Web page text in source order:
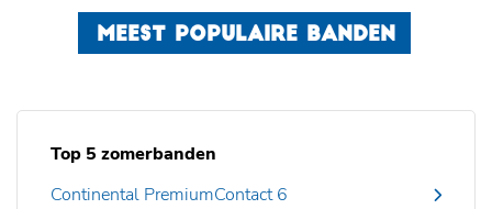
MEEST POPULAIRE BANDEN
Top 5 zomerbanden
Continental PremiumContact 6